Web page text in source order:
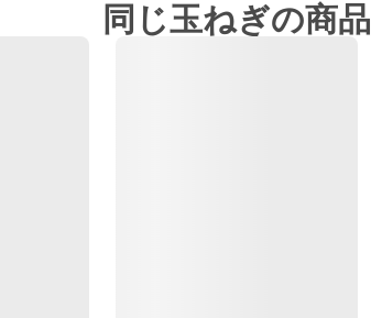
同じ玉ねぎの商品